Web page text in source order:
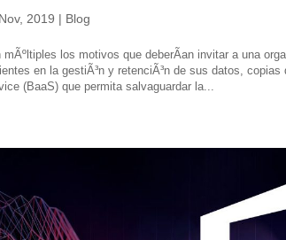
2019 | Blog
mÃºltiples los motivos que deberÃ­an invitar a una
en la gestiÃ³n y retenciÃ³n de sus datos,
(BaaS) que permita salvaguardar la...